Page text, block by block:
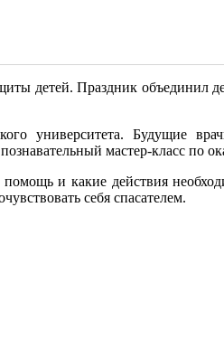
детей. Праздник объединил
университета. Будущие
мастер-класс по
и какие действия
себя спасателем.